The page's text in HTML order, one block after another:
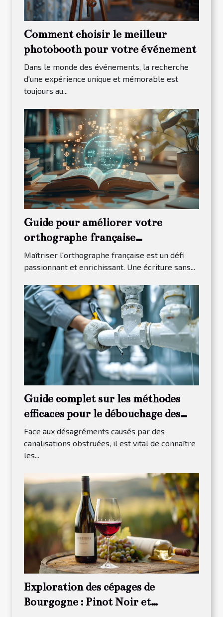
Comment choisir le meilleur
photobooth pour votre événement
Dans le monde des événements, la recherche
d'une expérience unique et mémorable est
toujours au...
Guide pour améliorer votre
orthographe française
efficacement
Maîtriser l'orthographe française est un défi
passionnant et enrichissant. Une écriture sans...
Guide complet sur les méthodes
efficaces pour le débouchage des
canalisations
Face aux désagréments causés par des
canalisations obstruées, il est vital de connaître
les...
Exploration des cépages de
Bourgogne : Pinot Noir et